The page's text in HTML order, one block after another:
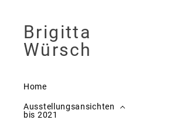
Brigitta
Würsch
Home
Ausstellungsansichten
bis 2021